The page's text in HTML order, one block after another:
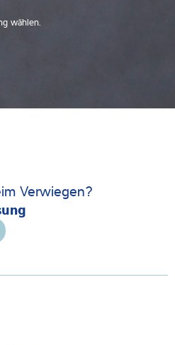
wählen.
Verwiegen?